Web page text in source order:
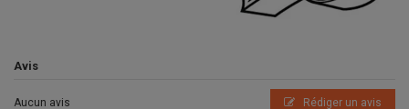
Avis
Aucun avis Rédiger un avis